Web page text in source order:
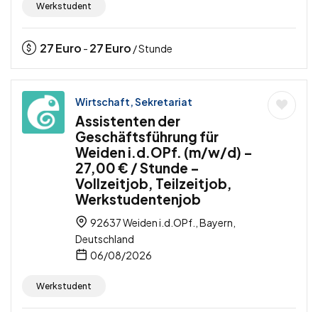
Werkstudent
27Euro - 27Euro / Stunde
Wirtschaft, Sekretariat
Assistenten der
Geschäftsführung für
Weiden i.d.OPf. (m/w/d) –
27,00 € / Stunde –
Vollzeitjob, Teilzeitjob,
Werkstudentenjob
92637 Weiden i.d.OPf., Bayern,
Deutschland
06/08/2026
Werkstudent